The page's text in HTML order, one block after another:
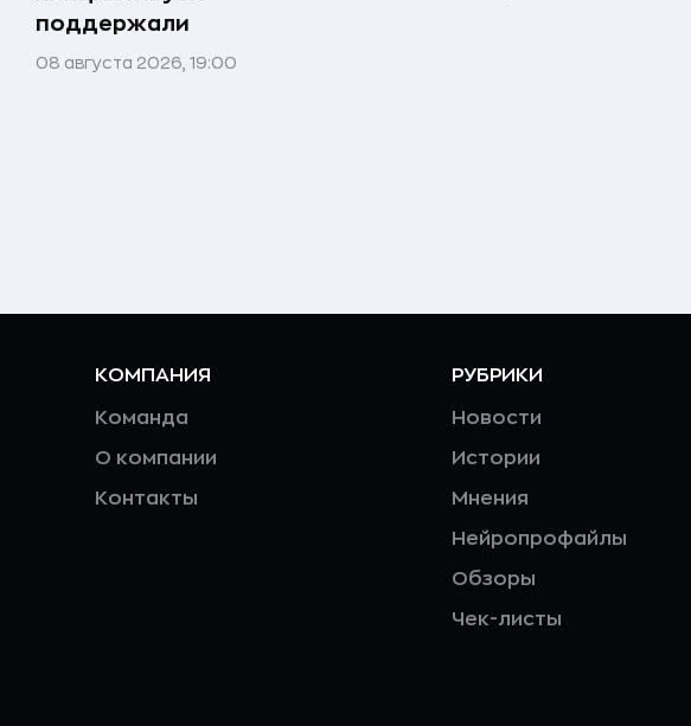
поддержали
08 августа 2026, 19:00
КОМПАНИЯ
Команда
О компании
Контакты
РУБРИКИ
Новости
Истории
Мнения
Нейропрофайлы
Обзоры
Чек-листы